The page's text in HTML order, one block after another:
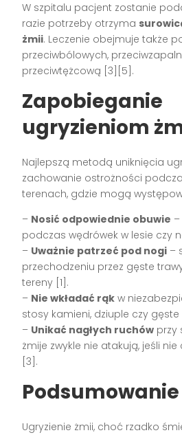
W szpitalu pacjent zostanie
razie potrzeby otrzyma
żmii. Leczenie obejmuje także
przeciwbólowych,
przeciwtężcową [3][5].
Zapobieganie
ugryzieniom
Najlepszą metodą uniknięcia
zachowanie ostrożności
terenach, gdzie mogą
– Nosić odpowiednie obuwie
podczas wędrówek w lesie czy
– Uważnie patrzeć pod nogi –
przechodzeniu przez gęste
tereny [1].
– Nie wkładać rąk w
stosy kamieni, dziuple czy gęste
– Unikać nagłych ruchów przy
żmije zwykle nie atakują, jeśli
[3].
Podsumowanie
Ugryzienie żmii, choć rzadko